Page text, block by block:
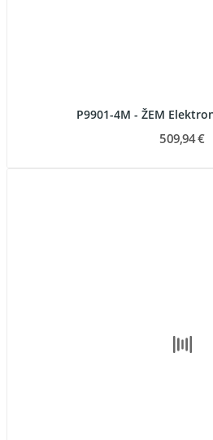
P9901-4M - ŽEM
509,94 €